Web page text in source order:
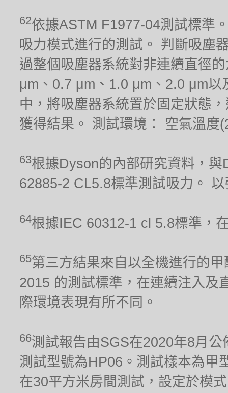
62依據ASTM F1977-04測試標準
吸力模式進行的測試。 判斷吸塵
過整個吸塵器系統對非連續直徑
μm、0.7 μm、1.0 μm、2.0 μm
中，將吸塵器系統置於固定狀態
獲得結果。 測試環境： 空氣溫度
63根據Dyson的內部研究資料，
62885-2 CL5.8標準測試吸力。
64根據IEC 60312-1 cl 5.8標準，
65第三方結果來自以全機進行的
2015 的測試標準，在連續注入及
際環境表現有所不同。
66測試報告由SGS在2020年8月
測試型號為HP06。測試樣本為甲
在30平方米房間測試，設定於模